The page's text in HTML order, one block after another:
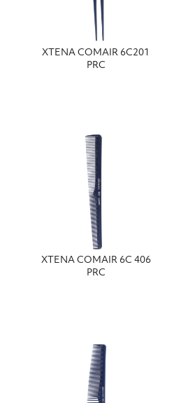
ΧΤΕΝΑ COMAIR 6C201
PRC
ΧΤΕΝΑ COMAIR 6C 406
PRC